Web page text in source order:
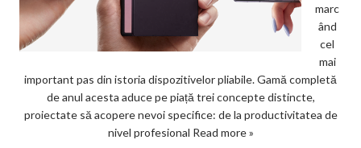
marc
ând
cel
mai
important pas din istoria dispozitivelor pliabile. Gamă completă
de anul acesta aduce pe piață trei concepte distincte,
proiectate să acopere nevoi specifice: de la productivitatea de
nivel profesional Read more »